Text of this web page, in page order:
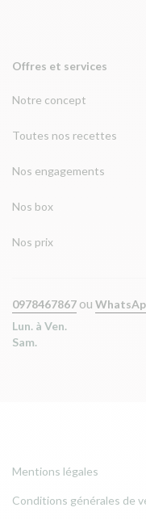
Offres et services
Notre concept
Toutes nos recettes
Nos engagements
Nos box
Nos prix
0978467867 ou
Lun. à Ven.
Sam.
Mentions légales
Conditions générales de